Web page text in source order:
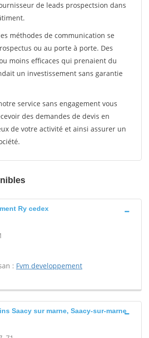
de leads prospectsion dans
méthodes de communication se
ou au porte à porte. Des
moins efficaces qui prenaient du
un investissement sans garantie
service sans engagement vous
des demandes de devis en
de votre activité et ainsi assurer un
Ry cedex
: Fvm developpement
Saacy sur marne, Saacy-sur-marne